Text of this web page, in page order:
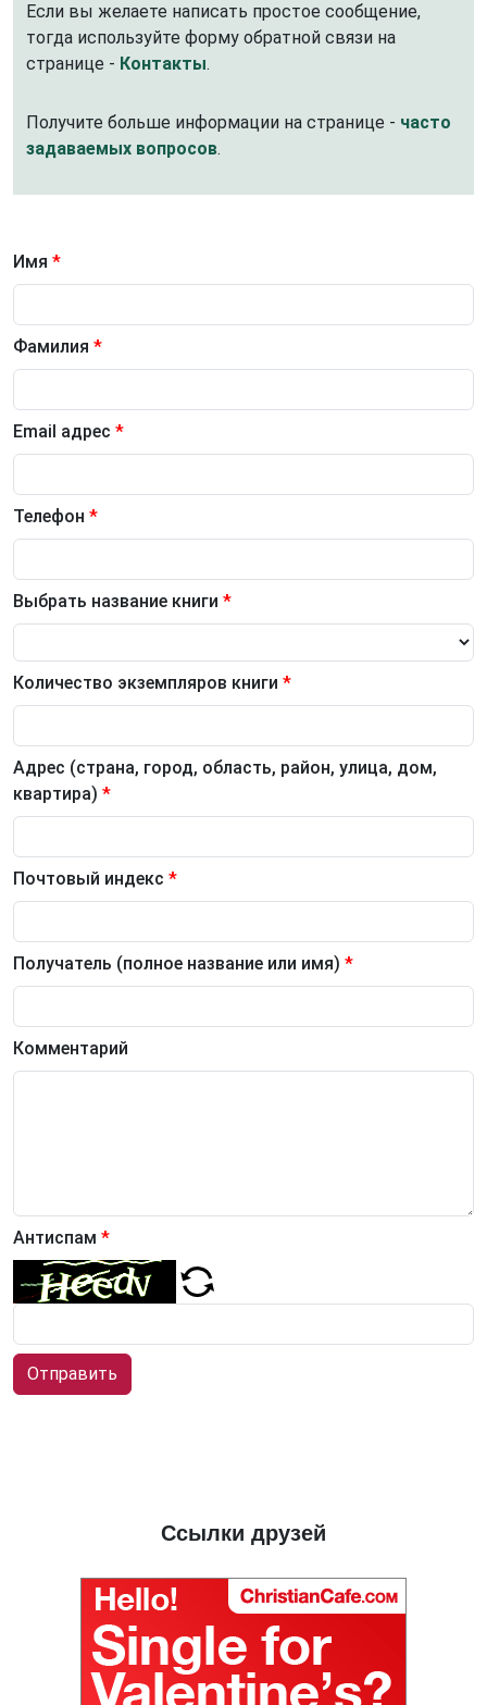
Если вы желаете написать простое сообщение,
тогда используйте форму обратной связи на
странице - Контакты.
Получите больше информации на странице - часто
задаваемых вопросов.
Имя *
Фамилия *
Email адрес *
Телефон *
Выбрать название книги *
Количество экземпляров книги *
Адрес (страна, город, область, район, улица, дом,
квартира) *
Почтовый индекс *
Получатель (полное название или имя) *
Комментарий
Антиспам *
Отправить
Ссылки друзей